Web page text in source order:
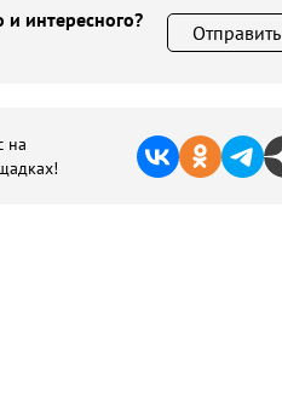
интересного?
Отправить
на